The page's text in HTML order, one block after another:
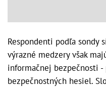
Respondenti podľa sondy
výrazné medzery však
informačnej bezpečnosti
bezpečnostných hesiel.